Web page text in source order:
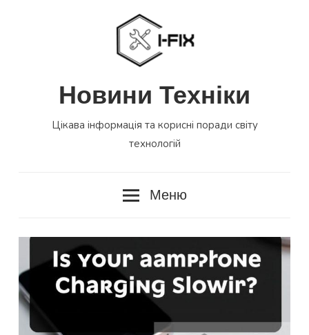
Новини Техніки
Цікава інформація та корисні поради світу
технологій
Меню